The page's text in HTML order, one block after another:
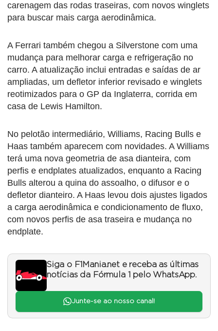
carenagem das rodas traseiras, com novos winglets
para buscar mais carga aerodinâmica.
A Ferrari também chegou a Silverstone com uma
mudança para melhorar carga e refrigeração no
carro. A atualização inclui entradas e saídas de ar
ampliadas, um defletor inferior revisado e winglets
reotimizados para o GP da Inglaterra, corrida em
casa de Lewis Hamilton.
No pelotão intermediário, Williams, Racing Bulls e
Haas também aparecem com novidades. A Williams
terá uma nova geometria de asa dianteira, com
perfis e endplates atualizados, enquanto a Racing
Bulls alterou a quina do assoalho, o difusor e o
defletor dianteiro. A Haas levou dois ajustes ligados
a carga aerodinâmica e condicionamento de fluxo,
com novos perfis de asa traseira e mudança no
endplate.
Siga o F1Mania.net e receba as últimas
notícias da Fórmula 1 pelo WhatsApp.
Junte-se ao nosso canal!